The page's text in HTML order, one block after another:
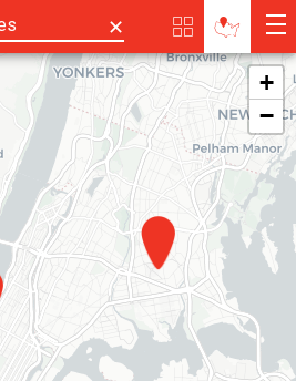
✕
+
−